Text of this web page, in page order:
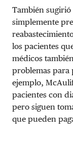
También sugirió
simplemente
los pacientes
médicos
problemas para
ejemplo,
pacientes con
pero siguen
que pueden